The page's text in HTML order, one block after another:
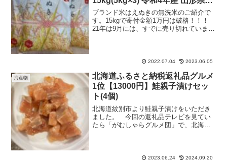
山市
ブランド米はえぬきの無洗米のご紹介で
す。15kgで寄付金額1万円は破格！！！
21年は9月には、すでに売り切れていまし
2022.07.04 2023.06.05
海産物
北海道ふるさと納税返礼品グルメ
1位【13000円】鮭親子漬けセッ
ト(4個)
北海道紋別市より鮭親子漬けをいただき
ました。 今回の返礼品テレビを見てい
たら「がむしゃらグルメ団」で、北海道
るさと納税の申し込みが...
2023.06.24 2024.09.20